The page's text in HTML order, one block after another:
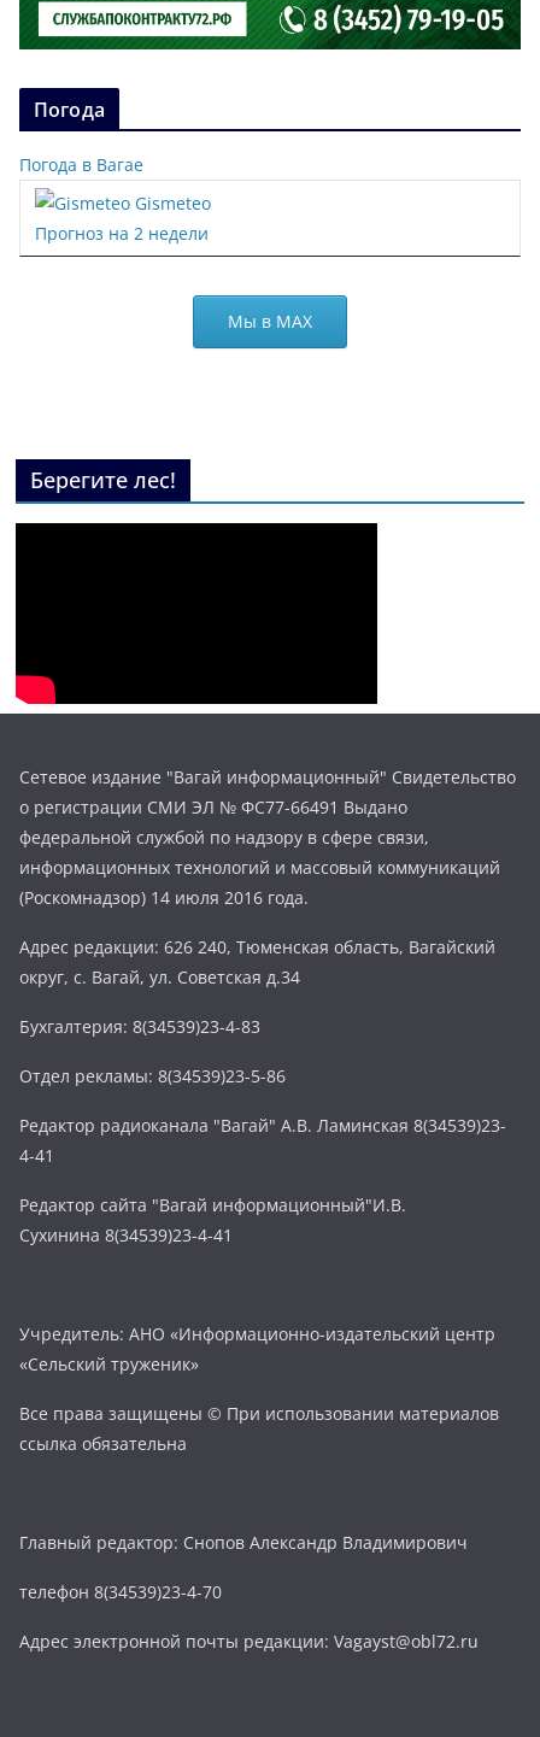
Погода
Погода в Вагае
Gismeteo
Прогноз на 2 недели
Мы в МАХ
Берегите лес!
Сетевое издание "Вагай информационный" Свидетельство
о регистрации СМИ ЭЛ № ФС77-66491 Выдано
федеральной службой по надзору в сфере связи,
информационных технологий и массовый коммуникаций
(Роскомнадзор) 14 июля 2016 года.
Адрес редакции: 626 240, Тюменская область, Вагайский
округ, с. Вагай, ул. Советская д.34
Бухгалтерия: 8(34539)23-4-83
Отдел рекламы: 8(34539)23-5-86
Редактор радиоканала "Вагай" А.В. Ламинская 8(34539)23-
4-41
Редактор сайта "Вагай информационный"И.В.
Сухинина 8(34539)23-4-41
Учредитель: АНО «Информационно-издательский центр
«Сельский труженик»
Все права защищены © При использовании материалов
ссылка обязательна
Главный редактор: Снопов Александр Владимирович
телефон 8(34539)23-4-70
Адрес электронной почты редакции: Vagayst@obl72.ru